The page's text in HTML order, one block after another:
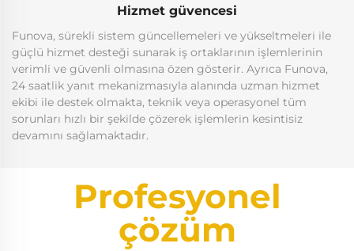
Hizmet güvencesi
Funova, sürekli sistem güncellemeleri ve yükseltmeleri ile
güçlü hizmet desteği sunarak iş ortaklarının işlemlerinin
verimli ve güvenli olmasına özen gösterir. Ayrıca Funova,
24 saatlik yanıt mekanizmasıyla alanında uzman hizmet
ekibi ile destek olmakta, teknik veya operasyonel tüm
sorunları hızlı bir şekilde çözerek işlemlerin kesintisiz
devamını sağlamaktadır.
Profesyonel
çözüm